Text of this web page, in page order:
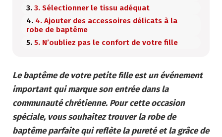
3. Sélectionner le tissu adéquat
4. Ajouter des accessoires délicats à la
robe de baptême
5. N’oubliez pas le confort de votre fille
Le baptême de votre petite fille est un événement
important qui marque son entrée dans la
communauté chrétienne. Pour cette occasion
spéciale, vous souhaitez trouver la robe de
baptême parfaite qui reflète la pureté et la grâce de